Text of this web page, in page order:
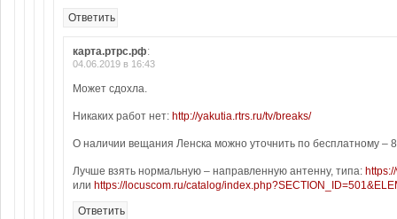
Ответить
карта.ртрс.рф:
04.06.2019 в 16:43
Может сдохла.
Никаких работ нет: http://yakutia.rtrs.ru/tv/breaks/
О наличии вещания Ленска можно уточнить по бесплатному –
Лучше взять нормальную – направленную антенну, типа:
или https://locuscom.ru/catalog/
Ответить